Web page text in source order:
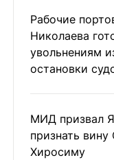
Рабочие
Николаева
увольнениям
остановки
МИД призвал
признать
Хиросиму